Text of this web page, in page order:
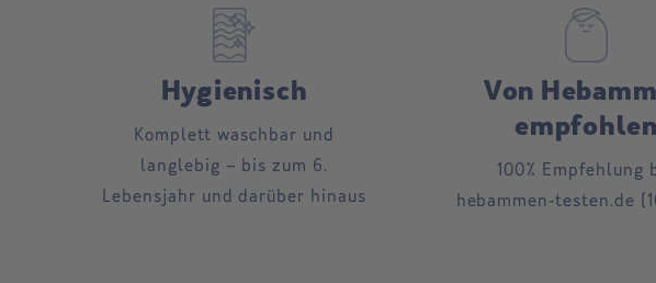
Hygienisch
Komplett waschbar und
langlebig – bis zum 6.
Lebensjahr und darüber hinaus
Von
100% Empfehlung
hebammen-testen.de